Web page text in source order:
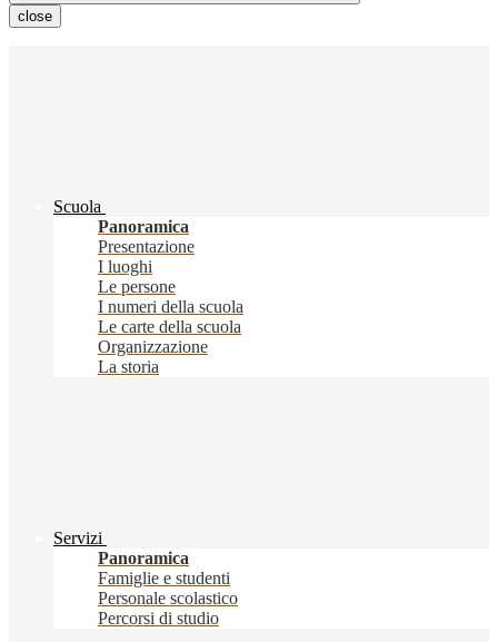
close
Scuola
Panoramica
Presentazione
I luoghi
Le persone
I numeri della scuola
Le carte della scuola
Organizzazione
La storia
Servizi
Panoramica
Famiglie e studenti
Personale scolastico
Percorsi di studio